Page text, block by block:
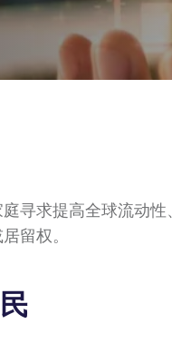
寻求提高全球流动性
留权。